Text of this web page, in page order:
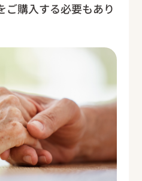
ご購入する必要もあり